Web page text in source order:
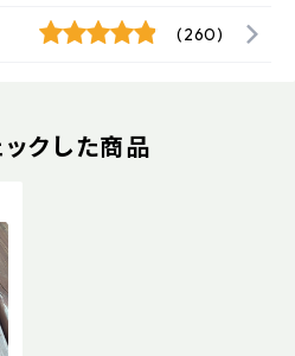
(260)
クした商品